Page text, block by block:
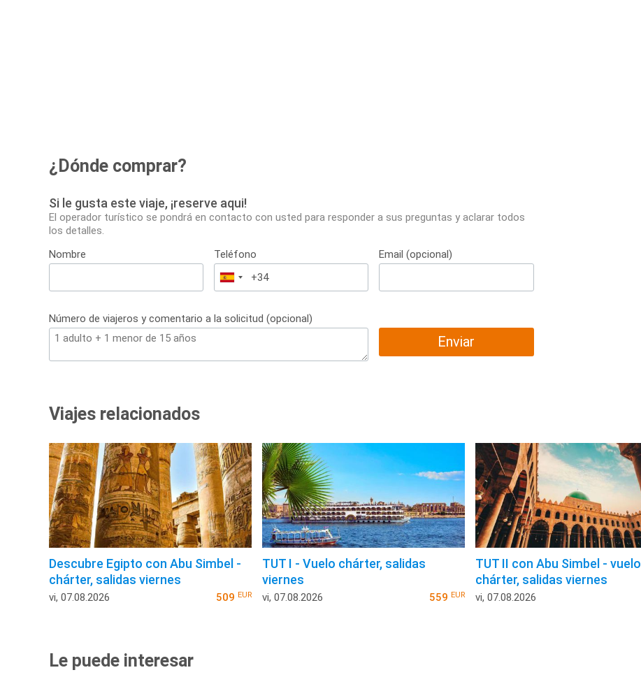
¿Dónde comprar?
Si le gusta este viaje, ¡reserve aqui!
El operador turístico se pondrá en contacto con usted para responder a sus preguntas y aclarar todos
los detalles.
Nombre
Teléfono
España
+34
Email (opcional)
Número de viajeros y comentario a la solicitud (opcional)
Enviar
Viajes relacionados
Descubre Egipto con Abu Simbel -
chárter, salidas viernes
vi, 07.08.2026 509 EUR
TUT I - Vuelo chárter, salidas
viernes
vi, 07.08.2026 559 EUR
TUT II con Abu Simbel - vuelo
chárter, salidas viernes
vi, 07.08.2026
Le puede interesar